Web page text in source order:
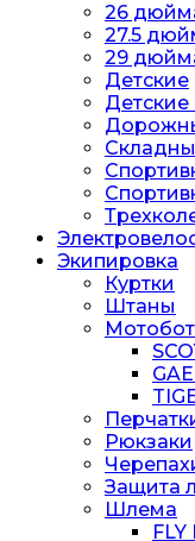
26
27.5
29
Детские
Экипировка
Куртки
Штаны
Рюкзаки
Защита
Шлема
FLY